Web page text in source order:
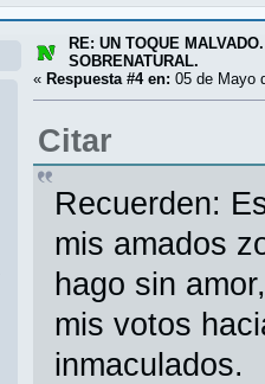
RE: UN TOQUE
SOBRENATURAL.
« Respuesta #4 en: 05 de Mayo
Citar
Recuerden:
mis amados
hago sin
mis votos
inmaculados.